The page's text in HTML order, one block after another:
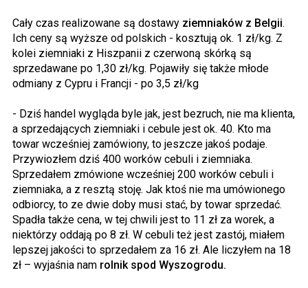
Cały czas realizowane są dostawy ziemniaków z Belgii.
Ich ceny są wyższe od polskich - kosztują ok. 1 zł/kg. Z
kolei ziemniaki z Hiszpanii z czerwoną skórką są
sprzedawane po 1,30 zł/kg. Pojawiły się także młode
odmiany z Cypru i Francji - po 3,5 zł/kg
- Dziś handel wygląda byle jak, jest bezruch, nie ma klienta,
a sprzedających ziemniaki i cebule jest ok. 40. Kto ma
towar wcześniej zamówiony, to jeszcze jakoś podaje.
Przywiozłem dziś 400 worków cebuli i ziemniaka.
Sprzedałem zmówione wcześniej 200 worków cebuli i
ziemniaka, a z resztą stoję. Jak ktoś nie ma umówionego
odbiorcy, to ze dwie doby musi stać, by towar sprzedać.
Spadła także cena, w tej chwili jest to 11 zł za worek, a
niektórzy oddają po 8 zł. W cebuli też jest zastój, miałem
lepszej jakości to sprzedałem za 16 zł. Ale liczyłem na 18
zł – wyjaśnia nam rolnik spod Wyszogrodu.